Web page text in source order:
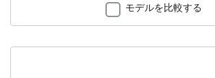
モデルを比較する